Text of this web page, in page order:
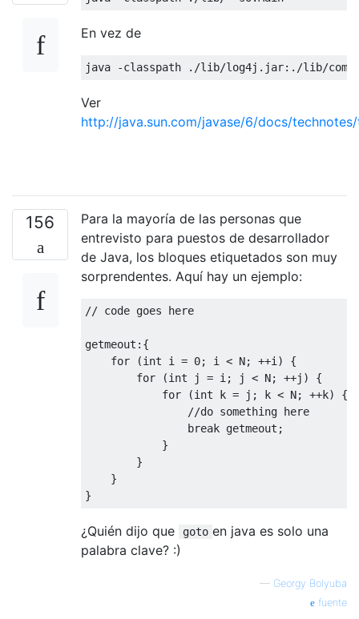
En vez de
java -classpath ./lib/log4j . jar:./lib/
Ver
http://java.sun.com/javase/6/docs/
156
Para la mayoría de las personas que
entrevisto para puestos de desarrollador
de Java, los bloques etiquetados son muy
sorprendentes. Aquí hay un ejemplo:
// code goes here
getmeout :{
for
(int i = 0; i < N; ++i )
{
for
(int j = i ; j < N; ++j )
{
for
(int k = j ; k < N; ++k)
{
//do something here
break getmeout ;
}
}
}
}
¿Quién dijo que goto en java es solo una
palabra clave? :)
— Georgy Bolyuba
fuente